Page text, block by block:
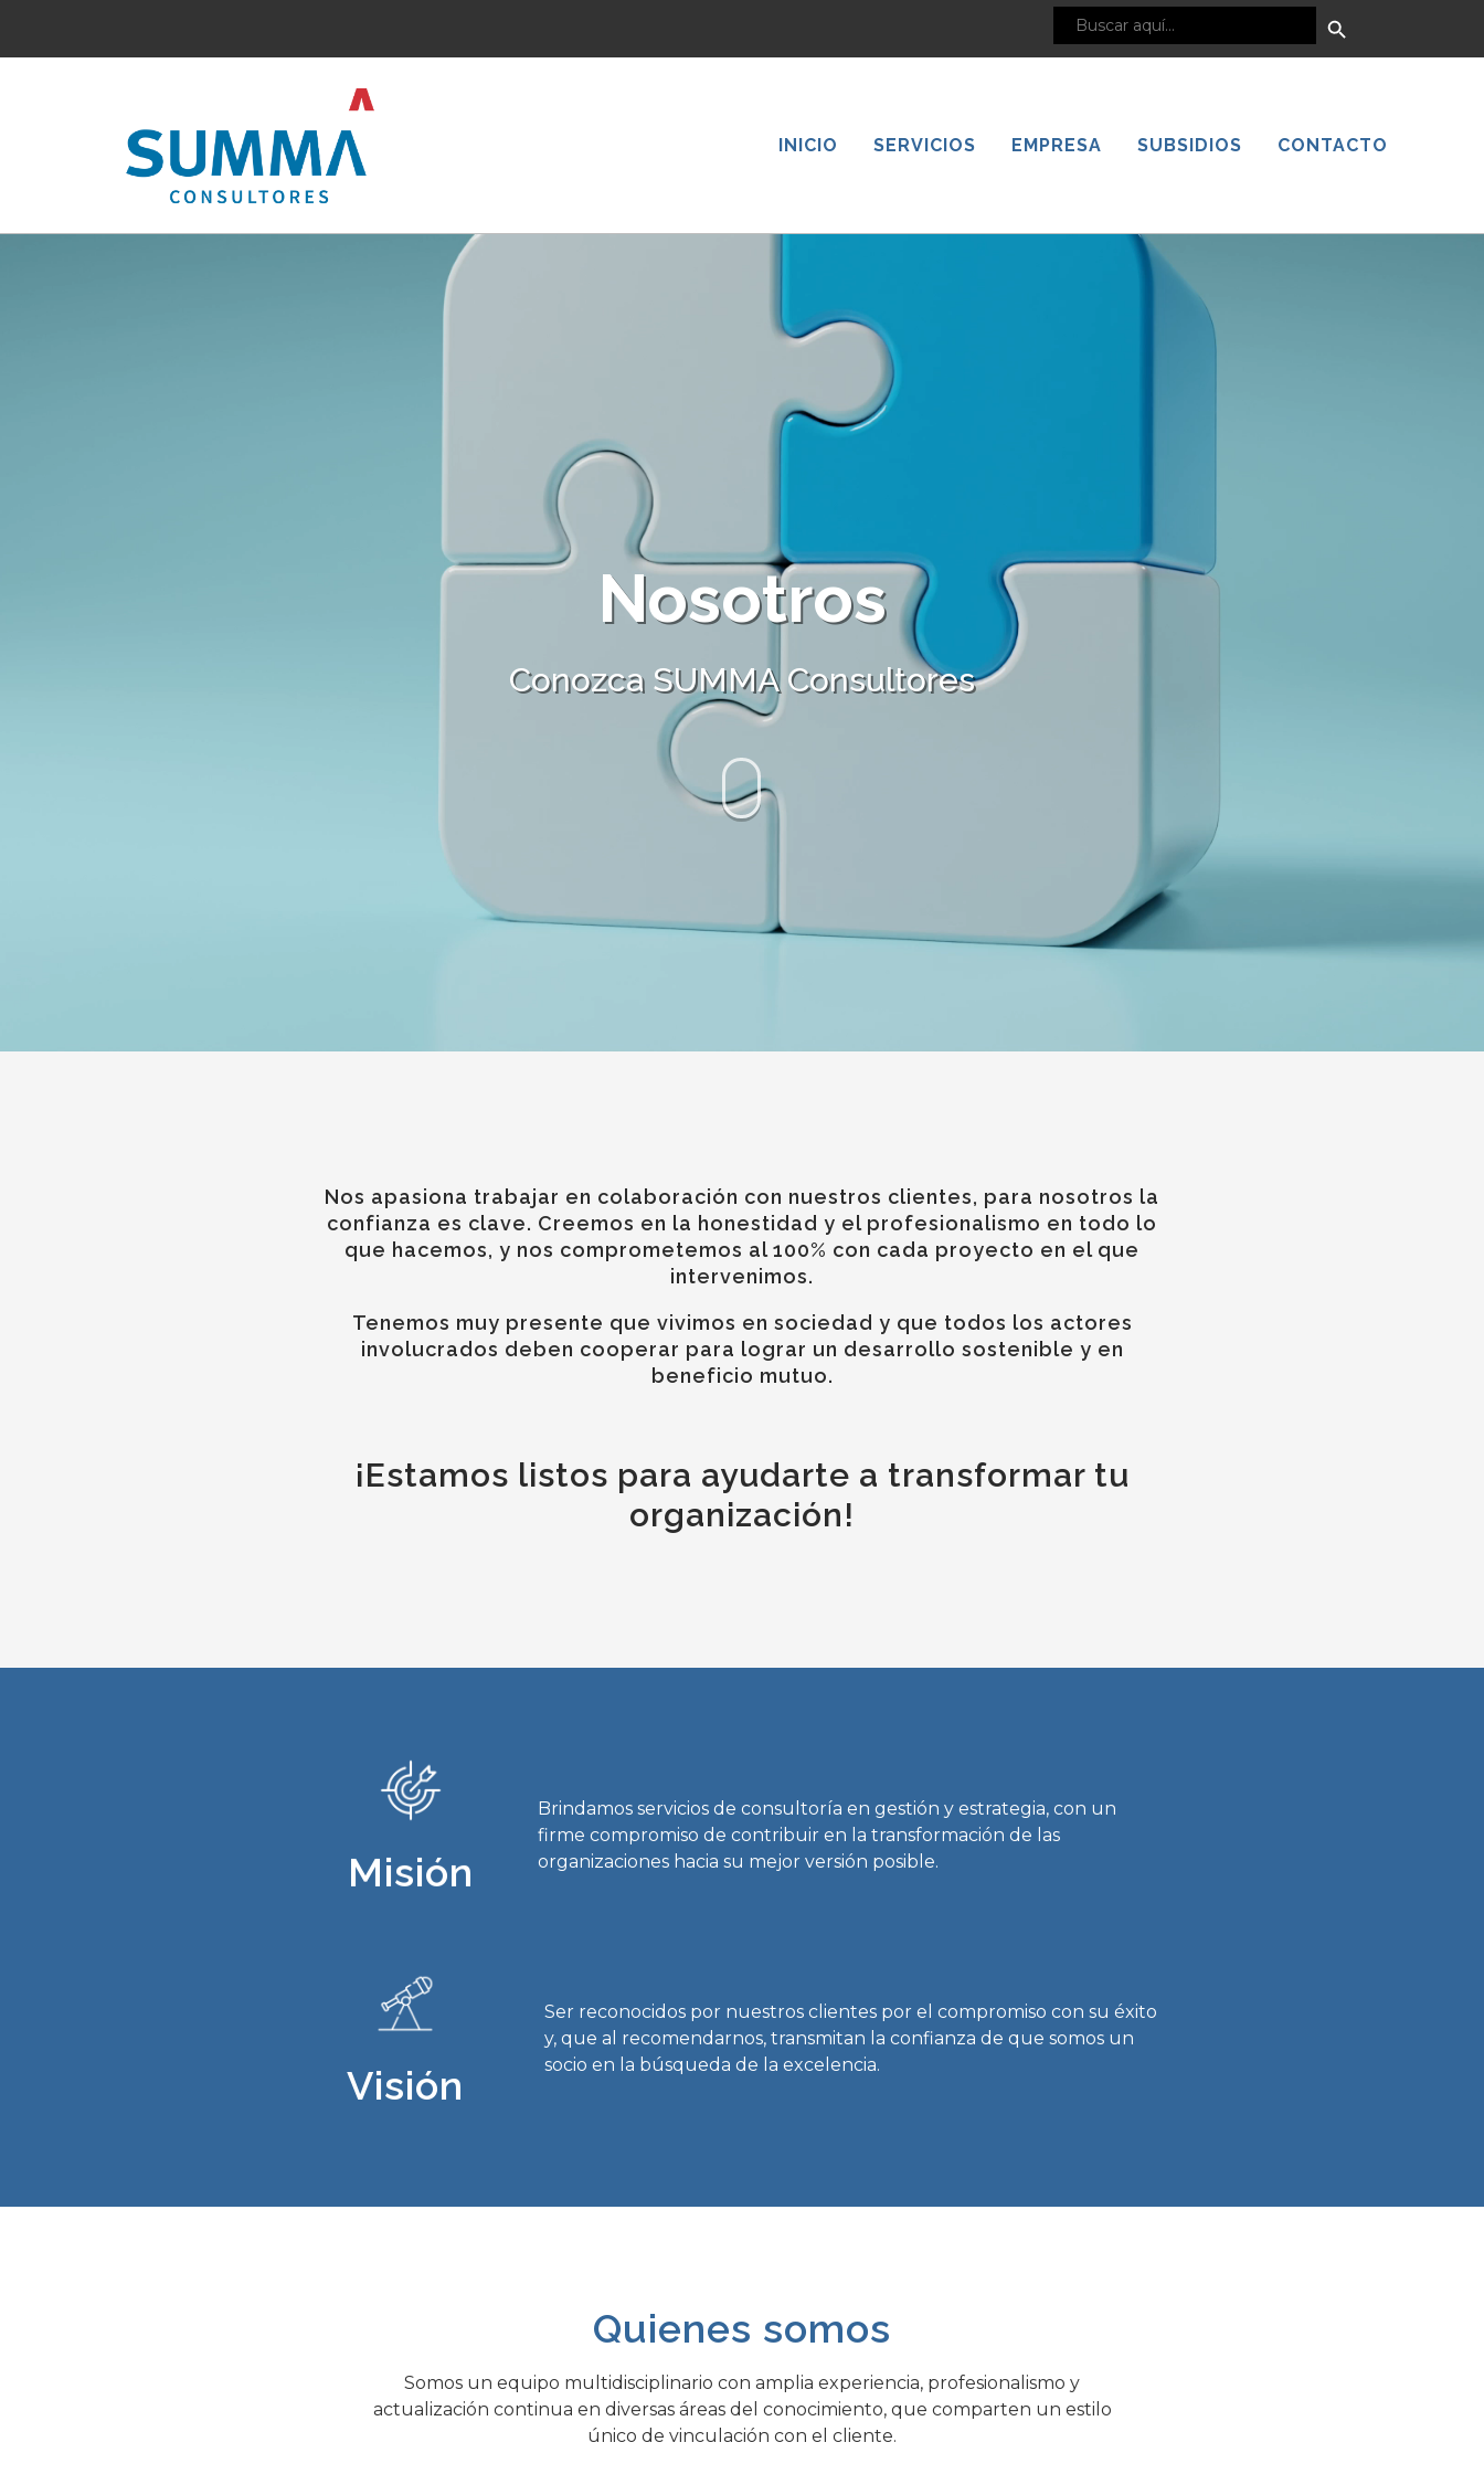
Buscar:
Botón
de
búsqueda
INICIO SERVICIOS EMPRESA SUBSIDIOS CONTACTO
Nosotros
Conozca SUMMA Consultores
Nos apasiona trabajar en colaboración con nuestros clientes, para nosotros la
confianza es clave. Creemos en la honestidad y el profesionalismo en todo lo
que hacemos, y nos comprometemos al 100% con cada proyecto en el que
intervenimos.
Tenemos muy presente que vivimos en sociedad y que todos los actores
involucrados deben cooperar para lograr un desarrollo sostenible y en
beneficio mutuo.
¡Estamos listos para ayudarte a transformar tu
organización!
Misión
Brindamos servicios de consultoría en gestión y estrategia, con un
firme compromiso de contribuir en la transformación de las
organizaciones hacia su mejor versión posible.
Visión
Ser reconocidos por nuestros clientes por el compromiso con su éxito
y, que al recomendarnos, transmitan la confianza de que somos un
socio en la búsqueda de la excelencia.
Quienes somos
Somos un equipo multidisciplinario con amplia experiencia, profesionalismo y
actualización continua en diversas áreas del conocimiento, que comparten un estilo
único de vinculación con el cliente.